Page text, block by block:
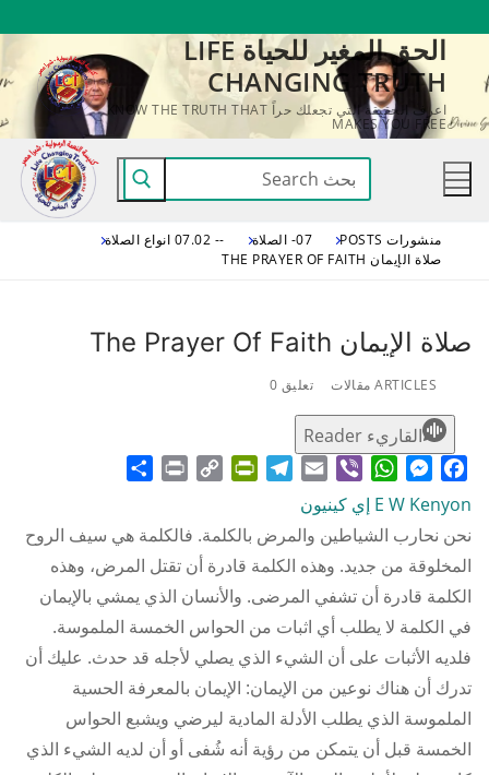
المحتوى
الحق المغير للحياة LIFE
CHANGING TRUTH
اعرف الحقيقة التي تجعلك حراً KNOW THE TRUTH THAT
MAKES YOU FREE
البحث
عن:
منشورات POSTS 07- الصلاة
-- 07.02 انواع الصلاة
صلاة الإيمان THE PRAYER OF FAITH
صلاة الإيمان The Prayer Of Faith
ARTICLES مقالات تعليق 0
القاريء Reader
Facebook
Messenger
WhatsApp
Viber
Email
Telegram
PrintFriendly
Copy
Print
E W Kenyon إي كينيون
نحن نحارب الشياطين والمرض بالكلمة. فالكلمة هي سيف الروح
المخلوقة من جديد. وهذه الكلمة قادرة أن تقتل المرض، وهذه
الكلمة قادرة أن تشفي المرضى. والأنسان الذي يمشي بالإيمان
في الكلمة لا يطلب أي اثبات من الحواس الخمسة الملموسة.
فلديه الأثبات على أن الشيء الذي يصلي لأجله قد حدث. عليك أن
تدرك أن هناك نوعين من الإيمان: الإيمان بالمعرفة الحسية
الملموسة الذي يطلب الأدلة المادية ليرضي ويشبع الحواس
الخمسة قبل أن يتمكن من رؤية أنه شُفى أو أن لديه الشيء الذي